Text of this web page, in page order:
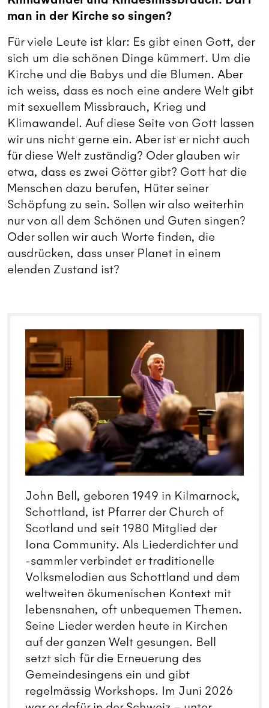
man in der Kirche so singen?
Für viele Leute ist klar: Es gibt einen Gott, der
sich um die schönen Dinge kümmert. Um die
Kirche und die Babys und die Blumen. Aber
ich weiss, dass es noch eine andere Welt gibt
mit sexuellem Missbrauch, Krieg und
Klimawandel. Auf diese Seite von Gott lassen
wir uns nicht gerne ein. Aber ist er nicht auch
für diese Welt zuständig? Oder glauben wir
etwa, dass es zwei Götter gibt? Gott hat die
Menschen dazu berufen, Hüter seiner
Schöpfung zu sein. Sollen wir also weiterhin
nur von all dem Schönen und Guten singen?
Oder sollen wir auch Worte finden, die
ausdrücken, dass unser Planet in einem
elenden Zustand ist?
John Bell, geboren 1949 in Kilmarnock,
Schottland, ist Pfarrer der Church of
Scotland und seit 1980 Mitglied der
Iona Community. Als Liederdichter und
-sammler verbindet er traditionelle
Volksmelodien aus Schottland und dem
weltweiten ökumenischen Kontext mit
lebensnahen, oft unbequemen Themen.
Seine Lieder werden heute in Kirchen
auf der ganzen Welt gesungen. Bell
setzt sich für die Erneuerung des
Gemeindesingens ein und gibt
regelmässig Workshops. Im Juni 2026